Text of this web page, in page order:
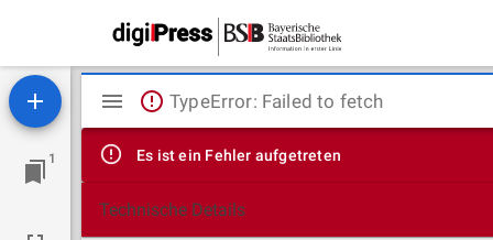
1
Mirador
Viewer
TypeError: Failed to fetch
Es ist ein Fehler aufgetreten
Technische Details